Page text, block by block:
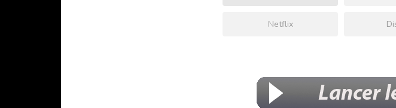
Netflix